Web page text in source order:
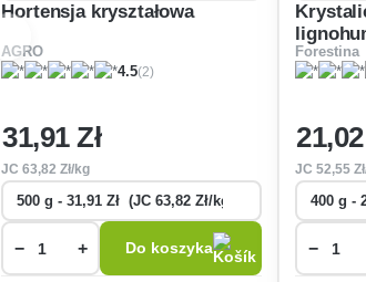
Hortensja kryształowa
AGRO
4.5(2)
31,91 Zł
JC63,82 Zł/kg
− + Do koszyka
Forestina
21
JC52,55
−